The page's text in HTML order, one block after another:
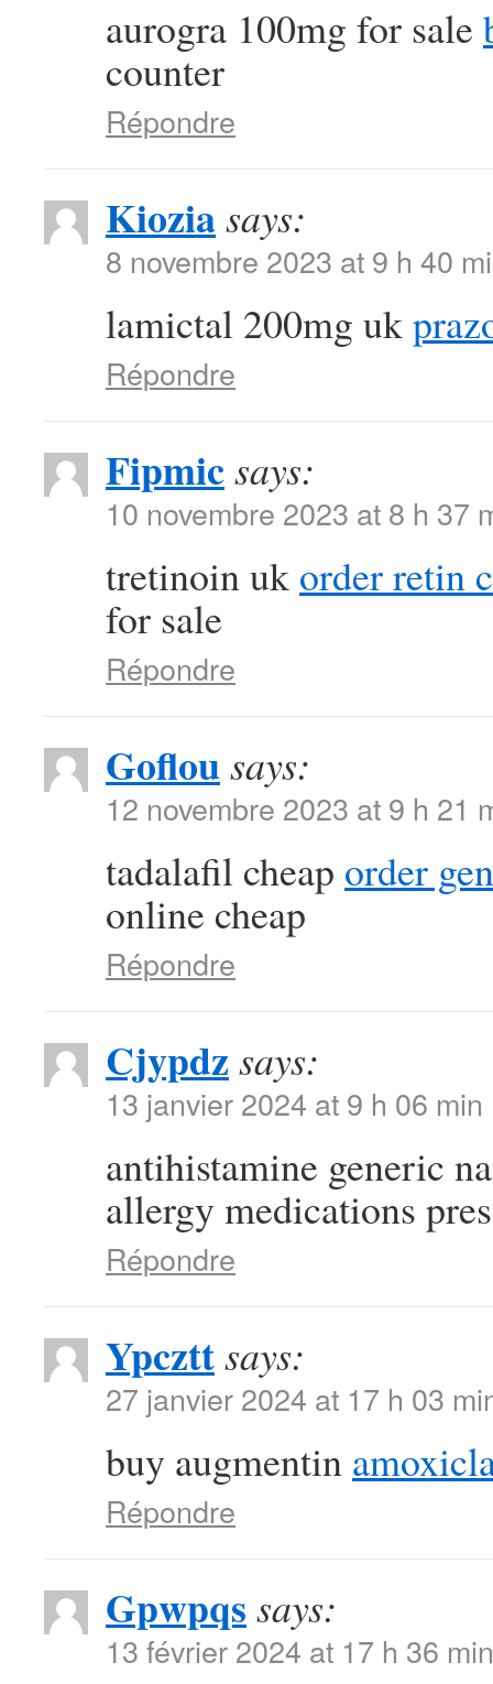
aurogra 100mg for sale
counter
Répondre
Kioziasays:
8 novembre 2023 at 9 h 40
lamictal 200mg uk
Répondre
Fipmicsays:
10 novembre 2023 at 8 h 37
tretinoin uk order retin
for sale
Répondre
Goflousays:
12 novembre 2023 at 9 h 21
tadalafil cheap order
online cheap
Répondre
Cjypdz says:
13 janvier 2024 at 9 h 06 min
antihistamine generic
allergy medications
Répondre
Ypczttsays:
27 janvier 2024 at 17 h 03
buy augmentin
Répondre
Gpwpqs says:
13 février 2024 at 17 h 36 min